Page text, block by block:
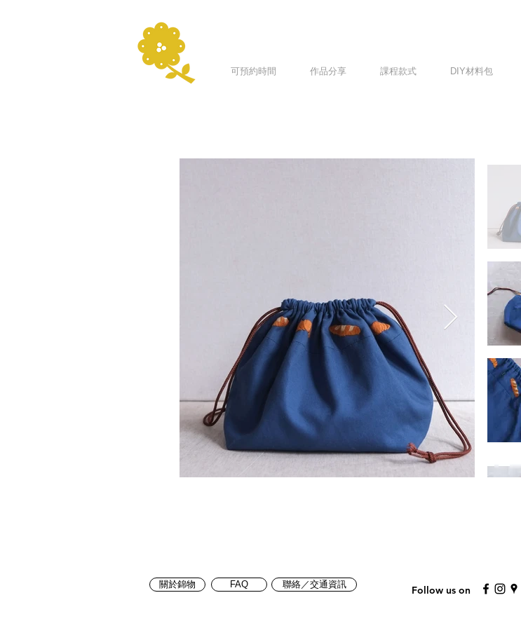
可預約時間 作品分享 課程款式 DIY材料包
關於錦物 FAQ 聯絡／交通資訊 Follow us on